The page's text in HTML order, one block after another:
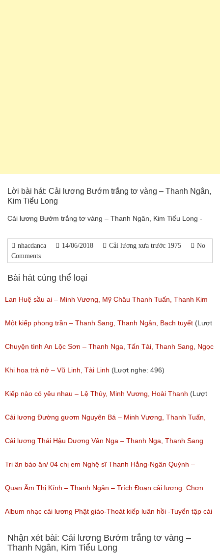
Lời bài hát: Cải lương Bướm trắng tơ vàng – Thanh Ngân,
Kim Tiểu Long
Cải lương Bướm trắng tơ vàng – Thanh Ngân, Kim Tiểu Long -
nhacdanca 14/06/2018 Cải lương xưa trước 1975
No
Comments
Bài hát cùng thể loại
Lan Huệ sầu ai – Minh Vương, Mỹ Châu Thanh Tuấn, Thanh Kim
Huệ
(Lượt nghe: 2,626)
Một kiếp phong trần – Thanh Sang, Thanh Ngân, Bạch tuyết (Lượt
nghe: 924)
Chuyện tình An Lộc Sơn – Thanh Nga, Tấn Tài, Thanh Sang, Ngọc
Giàu
(Lượt nghe: 1,251)
Khi hoa trà nở – Vũ Linh, Tài Linh (Lượt nghe: 496)
Kiếp nào có yêu nhau – Lệ Thủy, Minh Vương, Hoài Thanh (Lượt
nghe: 1,059)
Cải lương Đường gươm Nguyên Bá – Minh Vương, Thanh Tuấn,
Thanh Kim Huệ, Chí Tâm, Thanh Sang
(Lượt nghe: 1,226)
Cải lương Thái Hậu Dương Vân Nga – Thanh Nga, Thanh Sang
nguyên tuồng
(Lượt nghe: 864)
Tri ân báo ân/ 04 chị em Nghệ sĩ Thanh Hằng-Ngân Quỳnh –
Thanh Ngọc – NSƯT Thanh Ngân
(Lượt nghe: 527)
Quan Âm Thị Kính – Thanh Ngân – Trích Đoạn cải lương: Chơn
Tâm 6
(Lượt nghe: 622)
Album nhạc cải lương Phật giáo-Thoát kiếp luân hồi -Tuyển tập cải
lương NSUT Thanh Ngân hay nhất
Nhận xét bài: Cải lương Bướm trắng tơ vàng –
Thanh Ngân, Kim Tiểu Long